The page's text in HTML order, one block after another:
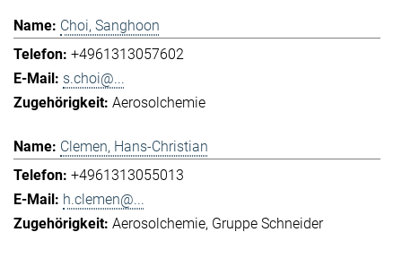
Choi, Sanghoon
+4961313057602
s.choi@...
Aerosolchemie
Clemen, Hans-Christian
+4961313055013
h.clemen@...
Aerosolchemie Gruppe Schneider